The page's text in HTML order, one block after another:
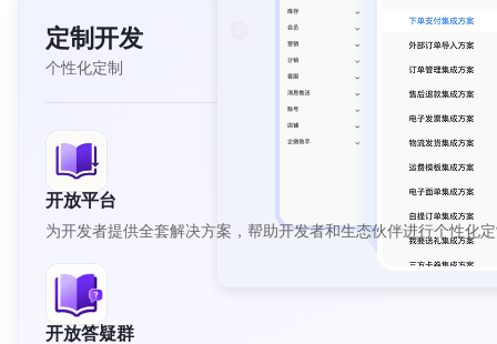
定制开发
个性化定制
开放平台
为开发者提供全套解决方案，帮助开发者和生态伙伴进行个性化
开放答疑群